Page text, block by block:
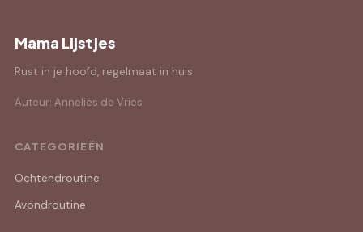
Mama Lijstjes
Rust in je hoofd, regelmaat in huis.
Auteur: Annelies de Vries
CATEGORIEËN
Ochtendroutine
Avondroutine